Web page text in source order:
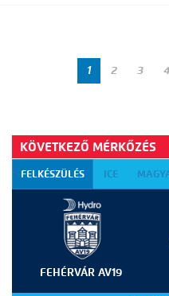
1 2 3 4
KÖVETKEZŐ MÉRKŐZÉS
FELKÉSZÜLÉS ICE
FEHÉRVÁR AV19